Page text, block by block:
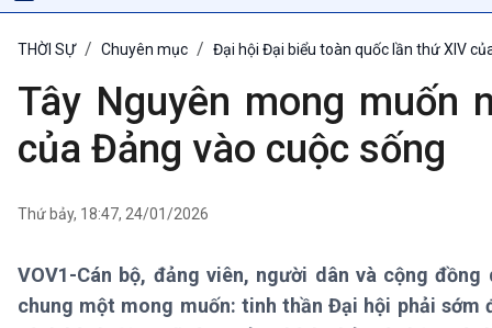
Thời sự 6h
Thời sự 18h
Thời sự 21h30
Bản tin
Xã hội
Tin Đời sống & Xã hội
Khoa học & Công nghệ
Tin Khoa học & Công nghệ
THỜI SỰ Chuyên mục Đại hội Đại biểu toàn quốc lần thứ XIV
Tây Nguyên mong muốn
của Đảng vào cuộc sống
Thứ bảy, 18:47, 24/01/2026
VOV1-Cán bộ, đảng viên, người dân và cộng
chung một mong muốn: tinh thần Đại hội phải